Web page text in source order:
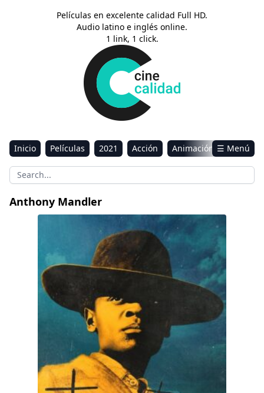
Películas en excelente calidad Full HD.
Audio latino e inglés online.
1 link, 1 click.
Inicio Películas 2021 Acción
Animación
Aventura
Ciencia ficción Comedia
Drama
Sci-Fi & Fantasy
☰ Menú
Anthony Mandler